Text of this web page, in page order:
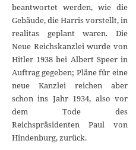
beantwortet werden, wie die
Gebäude, die Harris vorstellt, in
realitas geplant waren. Die
Neue Reichskanzlei wurde von
Hitler 1938 bei Albert Speer in
Auftrag gegeben; Pläne für eine
neue Kanzlei reichen aber
schon ins Jahr 1934, also vor
dem Tode des
Reichspräsidenten Paul von
Hindenburg, zurück.